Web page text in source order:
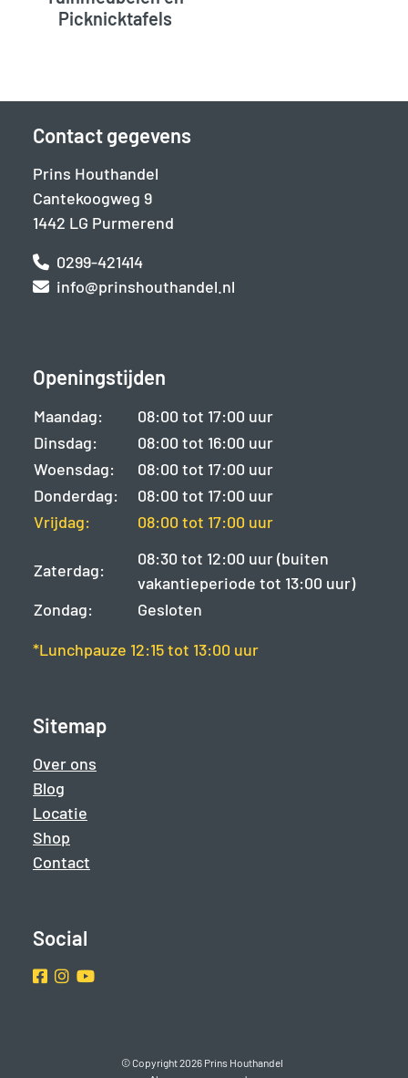
Picknicktafels
Contact gegevens
Prins Houthandel
Cantekoogweg 9
1442 LG Purmerend
0299-421414
info@prinshouthandel.nl
Openingstijden
Maandag:
08:00 tot 17:00 uur
Dinsdag:
08:00 tot 16:00 uur
Woensdag:
08:00 tot 17:00 uur
Donderdag:
08:00 tot 17:00 uur
Vrijdag:
08:00 tot 17:00 uur
Zaterdag:
08:30 tot 12:00 uur (buiten
vakantieperiode tot 13:00 uur)
Zondag:
Gesloten
*Lunchpauze 12:15 tot 13:00 uur
Sitemap
Over ons
Blog
Locatie
Shop
Contact
Social
Facebook
Instragram
Youtube
© Copyright 2026 Prins Houthandel